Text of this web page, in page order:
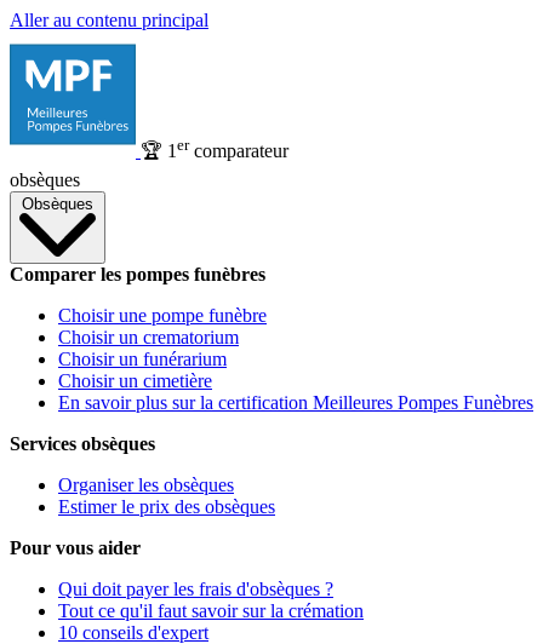
Aller au contenu principal
🏆 1 ercomparateur
obsèques
Obsèques
Comparer les pompes funèbres
Choisir une pompe funèbre
Choisir un crematorium
Choisir un funérarium
Choisir un cimetière
En savoir plus sur la certification Meilleures Pompes Funèbres
Services obsèques
Organiser les obsèques
Estimer le prix des obsèques
Pour vous aider
Qui doit payer les frais d'obsèques ?
Tout ce qu'il faut savoir sur la crémation
10 conseils d'expert